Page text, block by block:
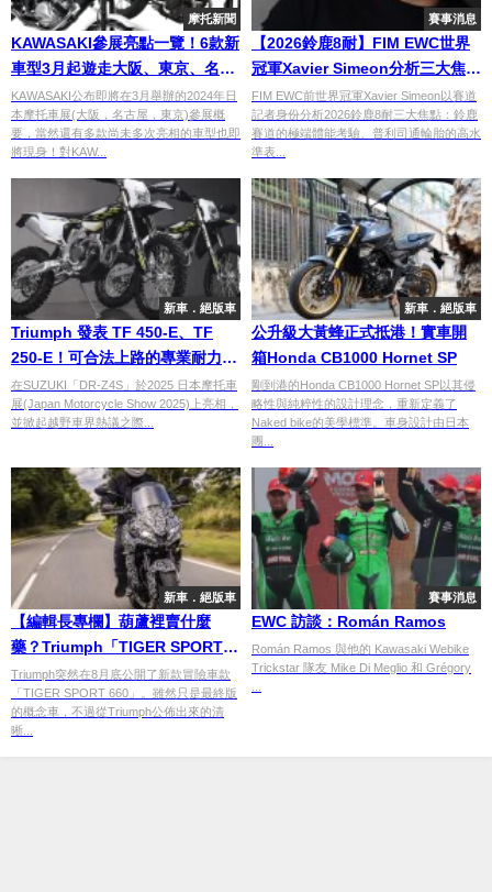
摩托新聞
KAWASAKI參展亮點一覽！6款新
車型3月起遊走大阪、東京、名古
屋車展
KAWASAKI公布即將在3月舉辦的2024年日
本摩托車展(大阪，名古屋，東京)參展概
要，當然還有多款尚未多次亮相的車型也即
將現身！對KAW...
賽事消息
【2026鈴鹿8耐】FIM EWC世界
冠軍Xavier Simeon分析三大焦
點：賽道考驗、輪胎雨戰、
Honda HRC vs BMW強強對決
FIM EWC前世界冠軍Xavier Simeon以賽道
記者身份分析2026鈴鹿8耐三大焦點：鈴鹿
賽道的極端體能考驗、普利司通輪胎的高水
準表...
新車．絕版車
Triumph 發表 TF 450-E、TF
250-E！可合法上路的專業耐力賽
車登場
在SUZUKI「DR-Z4S」於2025 日本摩托車
展(Japan Motorcycle Show 2025)上亮相，
並掀起越野車界熱議之際...
新車．絕版車
公升級大黃蜂正式抵港！實車開
箱Honda CB1000 Hornet SP
剛到港的Honda CB1000 Hornet SP以其侵
略性與純粹性的設計理念，重新定義了
Naked bike的美學標準。車身設計由日本
團...
新車．絕版車
【編輯長專欄】葫蘆裡賣什麼
藥？Triumph「TIGER SPORT
660」
Triumph突然在8月底公開了新款冒險車款
「TIGER SPORT 660」。雖然只是最終版
的概念車，不過從Triumph公佈出來的清
晰...
賽事消息
EWC 訪談：Román Ramos
Román Ramos 與他的 Kawasaki Webike
Trickstar 隊友 Mike Di Meglio 和 Grégory